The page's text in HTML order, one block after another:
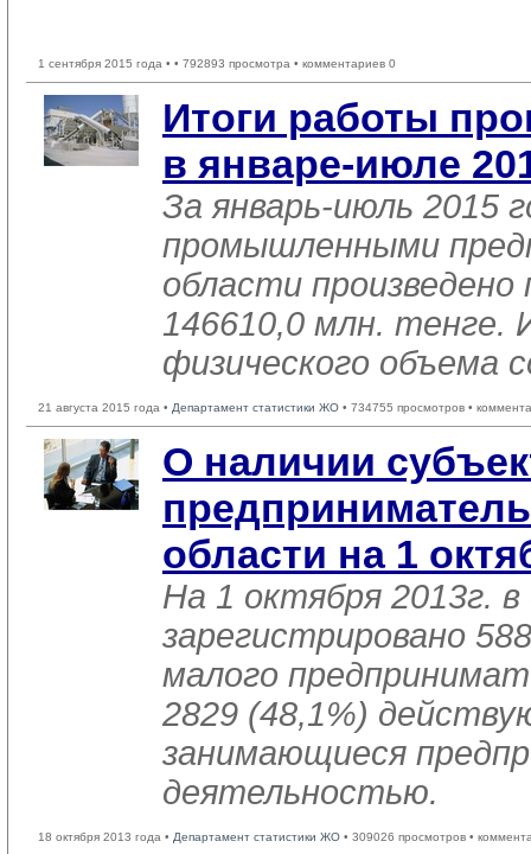
1 сентября 2015 года • • 792893 просмотра • комментариев 0
Итоги работы
в январе-июле
За январь-июль 2015
промышленными
области произведено
146610,0 млн. тенге.
физического объема
21 августа 2015 года • Департамент статистики ЖО • 734755 просмотров •
О наличии
области на 1
На 1 октября 2013г.
зарегистрировано
малого
2829 (48,1%)
занимающиеся
деятельностью.
18 октября 2013 года • Департамент статистики ЖО • 309026 просмотров •